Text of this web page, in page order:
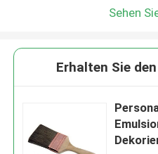
Sehen
Erhalten Sie